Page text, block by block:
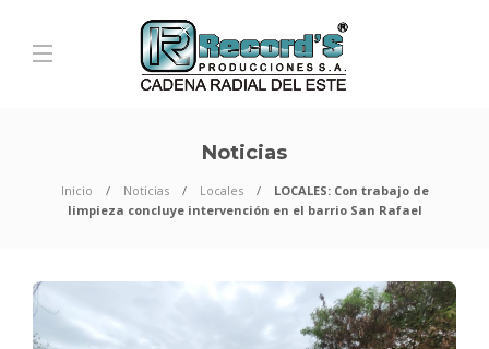
Noticias
Inicio Noticias Locales
LOCALES: Con trabajo de
limpieza concluye intervención en el barrio San Rafael